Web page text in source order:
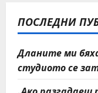
a
v
i
ПОСЛЕДНИ
Дланите ми
студиото се